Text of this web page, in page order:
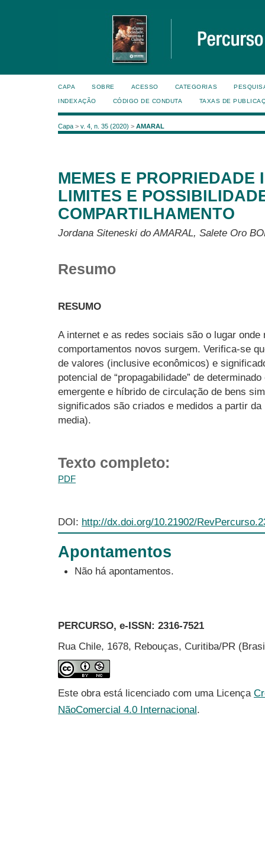
CAPA SOBRE ACESSO CATEGORIAS
INDEXAÇÃO CÓDIGO DE CONDUTA TAXAS DE
Capa > v. 4, n. 35 (2020) > AMARAL
MEMES E PROPRIEDADE
LIMITES E
COMPARTILHAMENTO
Jordana Siteneski do AMARAL, Salete Oro
Resumo
RESUMO
A internet e as redes sociais são o lugar onde
comportamentos novos surgem. Verifica-se
de valores (inclusive econômicos) e
potencial de “propagabilidade” de
emergente e híbrido de circulação de bens
significados são criados e medidos a partir
media).
Texto completo:
PDF
DOI: http://dx.doi.org/10.21902/
Apontamentos
Não há apontamentos.
PERCURSO, e-ISSN: 2316-7521
Rua Chile, 1678, Rebouças, Curitiba/PR
Este obra está licenciado com uma Licença
NãoComercial 4.0 Internacional.